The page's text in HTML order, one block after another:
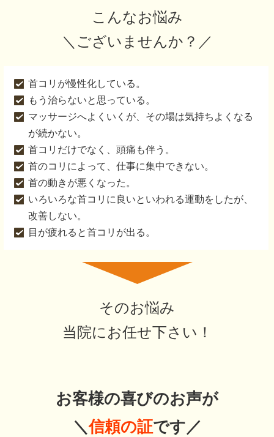
こんなお悩み
＼ございませんか？／
首コリが慢性化している。
もう治らないと思っている。
マッサージへよくいくが、その場は気持ちよくなる
が続かない。
首コリだけでなく、頭痛も伴う。
首のコリによって、仕事に集中できない。
首の動きが悪くなった。
いろいろな首コリに良いといわれる運動をしたが、
改善しない。
目が疲れると首コリが出る。
そのお悩み
当院にお任せ下さい！
お客様の喜びのお声が
＼信頼の証です／